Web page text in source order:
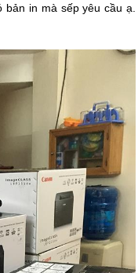
in mà sếp yêu cầu ạ.